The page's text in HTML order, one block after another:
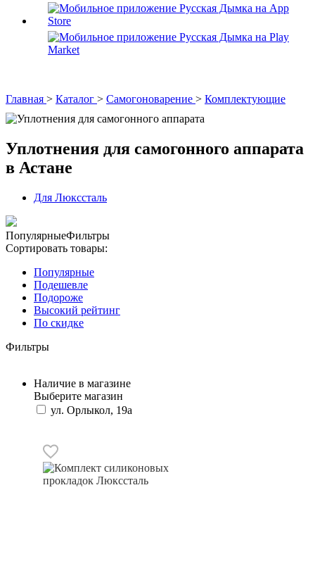
Главная > Каталог > Самогоноварение > Комплектующие
Уплотнения для самогонного аппарата
в Астане
Для Люкссталь
ПопулярныеФильтры
Сортировать товары:
Популярные
Подешевле
Подороже
Высокий рейтинг
По скидке
Фильтры
Наличие в магазине
Выберите магазин
ул. Орлыкол, 19а